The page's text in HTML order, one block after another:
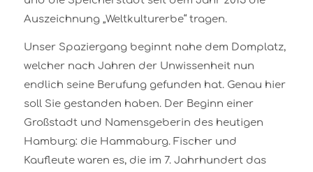
Auszeichnung „Weltkulturerbe“ tragen.
Unser Spaziergang beginnt nahe dem Domplatz,
welcher nach Jahren der Unwissenheit nun
endlich seine Berufung gefunden hat. Genau hier
soll Sie gestanden haben. Der Beginn einer
Großstadt und Namensgeberin des heutigen
Hamburg: die Hammaburg. Fischer und
Kaufleute waren es, die im 7. Jahrhundert das